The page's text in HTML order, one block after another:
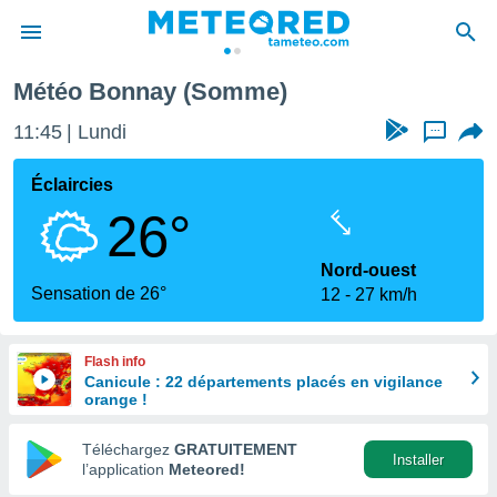
de
Météo Bonnay (Somme)
11:45 Lundi ...
Éclaircies
26°
Sensation de 26°
Nord-ouest
12
27 km/h
Flash info
Canicule : 22 départements placés en vigilance
orange !
Téléchargez GRATUITEMENT
l’application Meteored!
Installer